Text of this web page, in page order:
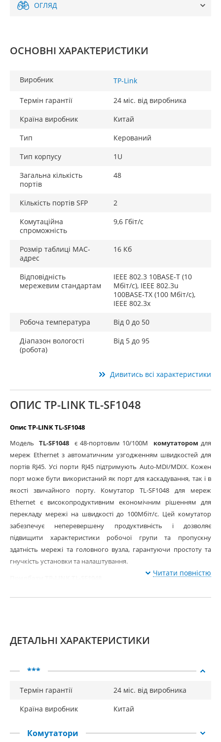
ОГЛЯД
ОСНОВНІ ХАРАКТЕРИСТИКИ
Виробник TP-Link
Термін гарантії
24 міс. від виробника
Країна виробник
Китай
Тип
Керований
Тип корпусу
1U
Загальна кількість
портів
48
Кількість портів SFP
2
Комутаційна
спроможність
9,6 Гбіт/с
Розмір таблиці МАС-
адрес
16 Кб
Відповідність
мережевим стандартам
IEEE 802.3 10BASE-T (10
Мбіт/с), IEEE 802.3u
100BASE-TX (100 Мбіт/с),
IEEE 802.3x
Робоча температура
Від 0 до 50
Діапазон вологості
(робота)
Від 5 до 95
Дивитись всі характеристики
ОПИС TP-LINK TL-SF1048
Опис TP-LINK TL-SF1048
МодельTL-SF1048 є 48-портовим 10/100M комутатором для
мереж Ethernet з автоматичним узгодженням швидкостей для
портів RJ45. Усі порти RJ45 підтримують Auto-MDI/MDIX. Кожен
порт може бути використаний як порт для каскадування, так і в
якості звичайного порту. Комутатор TL-SF1048 для мереж
Ethernet є високопродуктивним економічним рішенням для
перекладу мережі на швидкості до 100Мбіт/с. Цей комутатор
забезпечує неперевершену продуктивність і дозволяє
підвищити характеристики робочої групи та пропускну
здатність мережі та головного вузла, гарантуючи простоту та
гнучкість установки та налаштування.
Читати повністю
ДЕТАЛЬНІ ХАРАКТЕРИСТИКИ
***
Термін гарантії
24 міс. від виробника
Країна виробник
Китай
Комутатори